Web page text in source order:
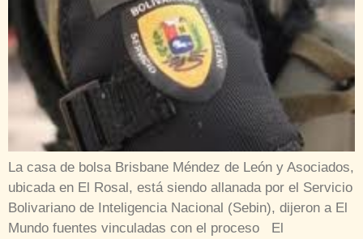
La casa de bolsa Brisbane Méndez de León y Asociados,
ubicada en El Rosal, está siendo allanada por el Servicio
Bolivariano de Inteligencia Nacional (Sebin), dijeron a El
Mundo fuentes vinculadas con el proceso El